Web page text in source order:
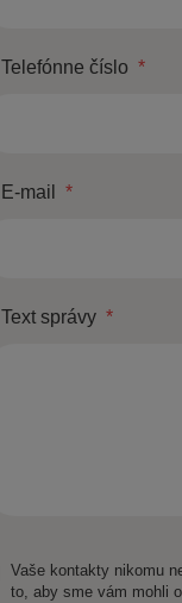
Telefónne číslo *
E-mail *
Text správy *
Vaše kontakty nikomu
to, aby sme vám mohli